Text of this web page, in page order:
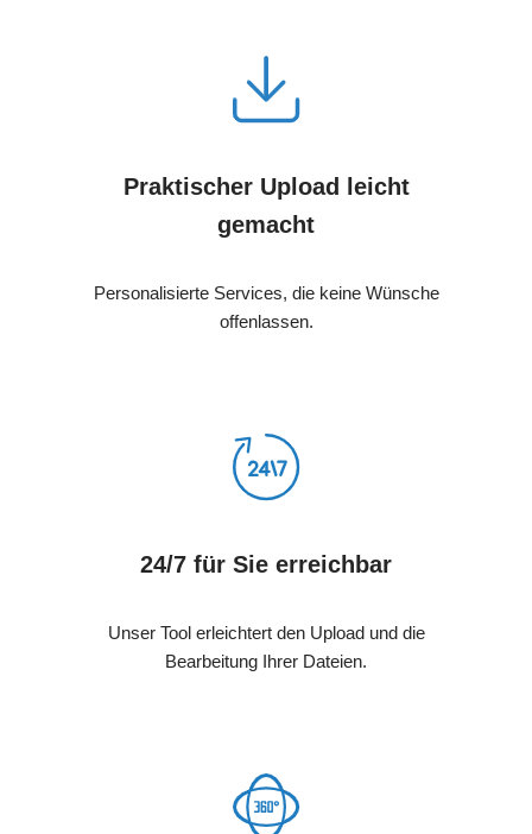
Praktischer Upload leicht
gemacht
Personalisierte Services, die keine Wünsche
offenlassen.
24/7 für Sie erreichbar
Unser Tool erleichtert den Upload und die
Bearbeitung Ihrer Dateien.